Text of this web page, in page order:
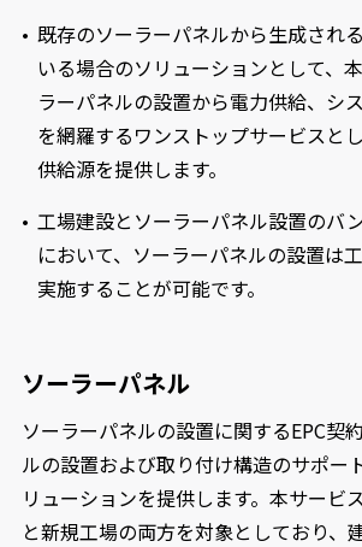
既存のソーラーパネルから生成され
いる場合のソリューションとして、
ラーパネルの設置から電力供給、シ
を網羅するワンストップサービスと
供給源を提供します。
工場建設とソーラーパネル設置のバ
において、ソーラーパネルの設置は
実施することが可能です。
ソーラーパネル
ソーラーパネルの設置に関するEPC契
ルの設置および取り付け構造のサポー
リューションを提供します。本サービ
と新規工場の両方を対象としており、